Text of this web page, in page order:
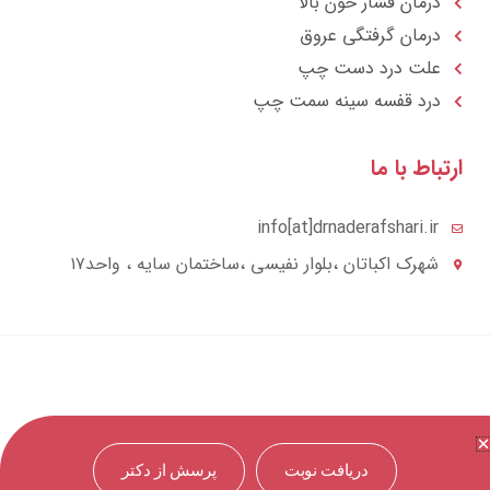
درمان گرفتگی عروق
علت درد دست چپ
درد قفسه سينه سمت چپ
با ما
info[at]drnaderafshari.ir
شهرک اکباتان ،بلوار نفیسی ،ساختمان سایه ، واحد۱۷
دریافت نوبت پرسش از دکتر